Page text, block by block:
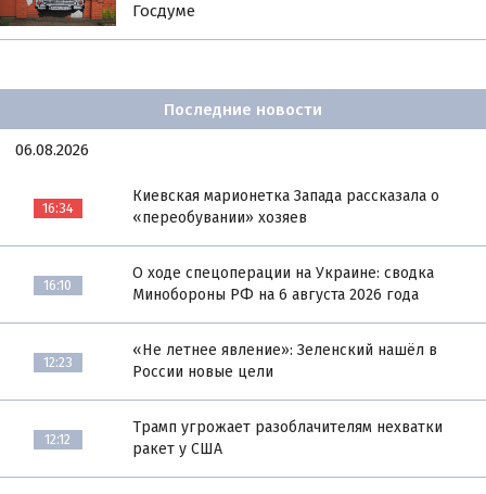
Госдуме
Последние новости
06.08.2026
16:34
Киевская марионетка Запада рассказала о
«переобувании» хозяев
16:10
О ходе спецоперации на Украине: сводка
Минобороны РФ на 6 августа 2026 года
12:23
«Не летнее явление»: Зеленский нашёл в
России новые цели
12:12
Трамп угрожает разоблачителям нехватки
ракет у США